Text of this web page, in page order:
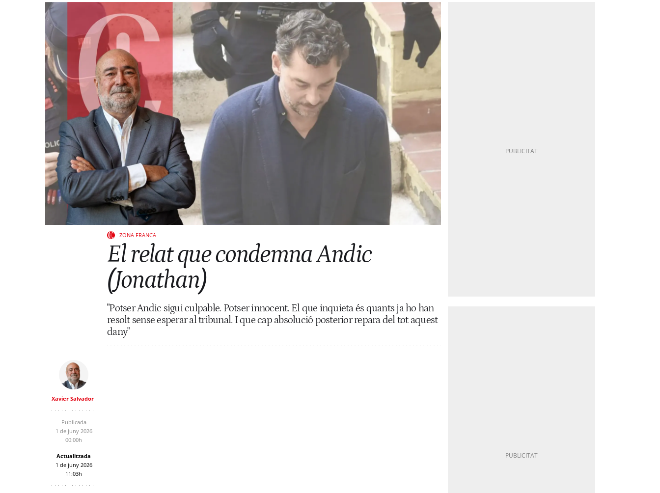
ZONA FRANCA
El relat que condemna Andic
(Jonathan)
"Potser Andic sigui culpable. Potser innocent. El que inquieta és quants ja ho han
resolt sense esperar al tribunal. I que cap absolució posterior repara del tot aquest
dany"
Xavier Salvador
Publicada
1 de juny 2026
00:00h
Actualitzada
1 de juny 2026
11:03h